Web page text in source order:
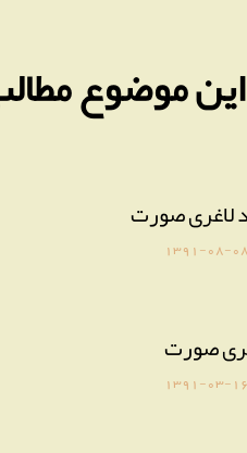
موضوع
صورت
1391-08-08
صورت
1391-03-16